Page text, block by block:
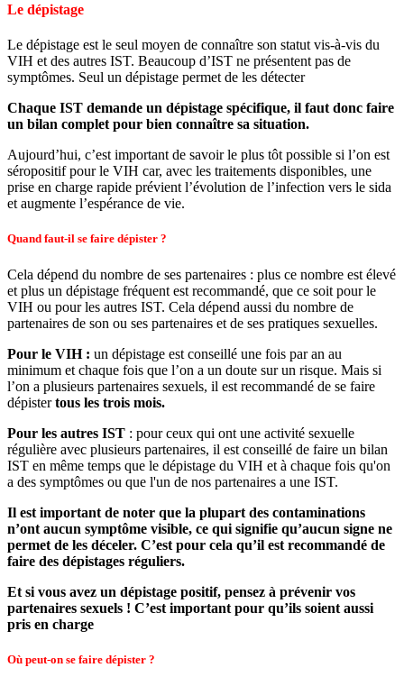
Le dépistage
Le dépistage est le seul moyen de connaître son statut vis-à-vis du
VIH et des autres IST. Beaucoup d’IST ne présentent pas de
symptômes. Seul un dépistage permet de les détecter
Chaque IST demande un dépistage spécifique, il faut donc faire
un bilan complet pour bien connaître sa situation.
Aujourd’hui, c’est important de savoir le plus tôt possible si l’on est
séropositif pour le VIH car, avec les traitements disponibles, une
prise en charge rapide prévient l’évolution de l’infection vers le sida
et augmente l’espérance de vie.
Quand faut-il se faire dépister ?
Cela dépend du nombre de ses partenaires : plus ce nombre est élevé
et plus un dépistage fréquent est recommandé, que ce soit pour le
VIH ou pour les autres IST. Cela dépend aussi du nombre de
partenaires de son ou ses partenaires et de ses pratiques sexuelles.
Pour le VIH : un dépistage est conseillé une fois par an au
minimum et chaque fois que l’on a un doute sur un risque. Mais si
l’on a plusieurs partenaires sexuels, il est recommandé de se faire
dépistertous les trois mois.
Pour les autres IST : pour ceux qui ont une activité sexuelle
régulière avec plusieurs partenaires, il est conseillé de faire un bilan
IST en même temps que le dépistage du VIH et à chaque fois qu'on
a des symptômes ou que l'un de nos partenaires a une IST.
Il est important de noter que la plupart des contaminations
n’ont aucun symptôme visible, ce qui signifie qu’aucun signe ne
permet de les déceler. C’est pour cela qu’il est recommandé de
faire des dépistages réguliers.
Et si vous avez un dépistage positif, pensez à prévenir vos
partenaires sexuels ! C’est important pour qu’ils soient aussi
pris en charge
Où peut-on se faire dépister ?